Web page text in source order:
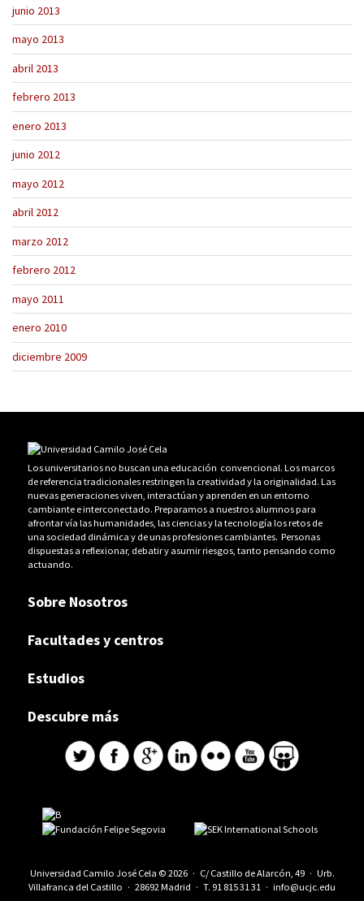
junio 2013
mayo 2013
abril 2013
febrero 2013
enero 2013
junio 2012
mayo 2012
abril 2012
marzo 2012
febrero 2012
mayo 2011
enero 2010
diciembre 2009
Los universitarios no buscan una educación convencional. Los marcos
de referencia tradicionales restringen la creatividad y la originalidad. Las
nuevas generaciones viven, interactúan y aprenden en un entorno
cambiante e interconectado. Preparamos a nuestros alumnos para
afrontar vía las humanidades, las ciencias y la tecnología los retos de
una sociedad dinámica y de unas profesiones cambiantes. Personas
dispuestas a reflexionar, debatir y asumir riesgos, tanto pensando como
actuando.
Sobre Nosotros
Facultades y centros
Estudios
Descubre más
Universidad Camilo José Cela © 2026 · C/ Castillo de Alarcón, 49 · Urb.
Villafranca del Castillo · 28692 Madrid · T. 91 815 31 31 · info@ucjc.edu